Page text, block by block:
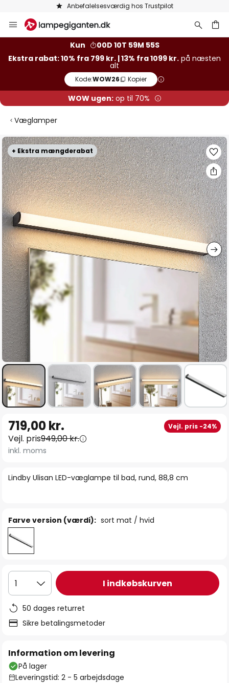
Anbefalelsesværdig hos Trustpilot
to
Kun
00D 10T 59M 55S
Ekstra rabat: 10% fra 799 kr. | 13% fra 1099 kr. på næsten
alt
Kode:WOW26 Kopier
WOW ugen:op til 70%
Væglamper
+ Ekstra mængderabat
Gå
til
slutningen
af
billedgalleriet
starten
af
Lindby Ulisan LED-væglampe til bad, rund, 88,8 cm
719,00 kr. Vejl. pris -24%
Vejl. pris949,00 kr.
inkl. moms
Farve version (værdi): sort mat / hvid
1 I indkøbskurven
50 dages returret
Sikre betalingsmetoder
Information om levering
På lager
Leveringstid: 2 - 5 arbejdsdage